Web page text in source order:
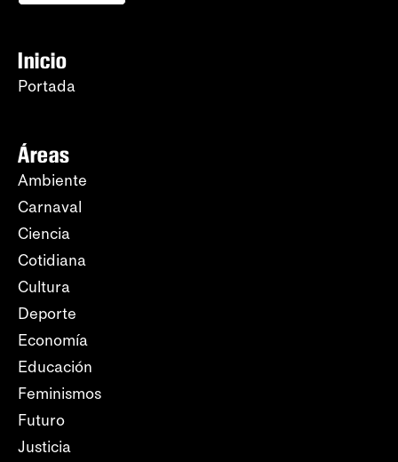
Inicio
Portada
Áreas
Ambiente
Carnaval
Ciencia
Cotidiana
Cultura
Deporte
Economía
Educación
Feminismos
Futuro
Justicia